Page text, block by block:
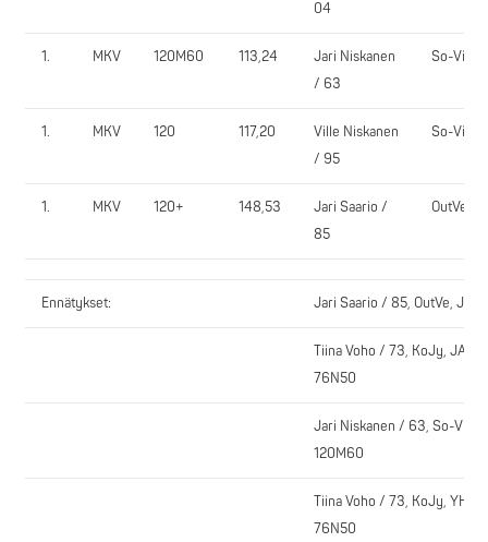
04
1. MKV 120M60 113,24
Jari Niskanen
/ 63
So-Vi
1. MKV 120 117,20
Ville Niskanen
/ 95
So-Vi
1. MKV 120+ 148,53
Jari Saario /
85
OutVe
Ennätykset: Jari Saario / 85, OutVe,
Tiina Voho / 73, KoJy,
76N50
Jari Niskanen / 63, So-Vi,
120M60
Tiina Voho / 73, KoJy,
76N50